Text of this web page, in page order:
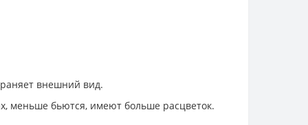
внешний вид.
меньше бьются, имеют больше расцветок.